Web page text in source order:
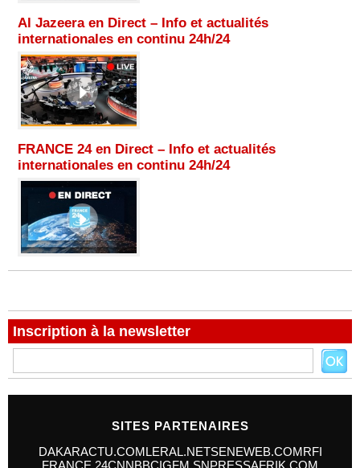
Al Jazeera en Direct – Info et actualités
internationales en continu 24h/24
FRANCE 24 en Direct – Info et actualités
internationales en continu 24h/24
Inscription à la newsletter
SITES PARTENAIRES
DAKARACTU.COMLERAL.NETSENEWEB.COMRFI
FRANCE 24CNNBBCIGFM.SNPRESSAFRIK.COM